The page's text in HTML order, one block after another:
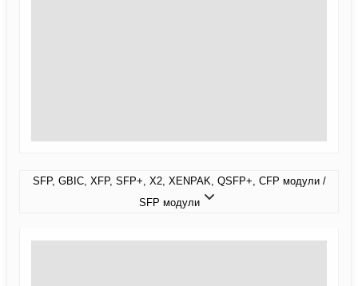
SFP, GBIC, XFP, SFP+, X2, XENPAK, QSFP+, CFP модули /
SFP модули